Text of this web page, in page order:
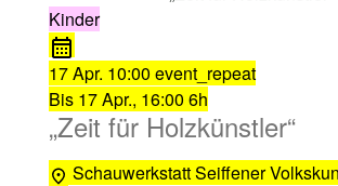
Kinder
17 Apr. 10:00 event_repeat
Bis 17 Apr., 16:00 6h
„Zeit für Holzkünstler“
Schauwerkstatt Seiffener